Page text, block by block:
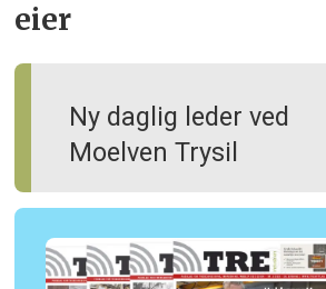
eier
Ny daglig leder ved
Moelven Trysil